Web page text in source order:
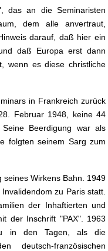
das an die Seminaristen
dem alle anvertraut,
darauf, daß hier ein
daß Europa erst dann
wenn es diese christliche
in Frankreich zurück
Februar 1948, keine 44
Beerdigung war als
folgten seinem Sarg zum
seines Wirkens Bahn. 1949
zu Paris statt.
der Inhaftierten und
der Inschrift "PAX". 1963
in den Tagen, als die
deutsch-französischen